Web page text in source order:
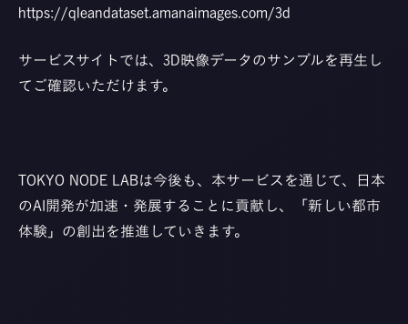
https://qleandataset.amanaimages.com/3d
サービスサイトでは、3D映像データのサンプルを再生し
てご確認いただけます。
TOKYO NODE LABは今後も、本サービスを通じて、日本
のAI開発が加速・発展することに貢献し、「新しい都市
体験」の創出を推進していきます。